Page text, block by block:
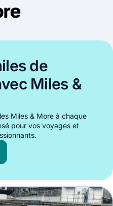
de
Miles &
Miles & More à chaque
pour vos voyages et